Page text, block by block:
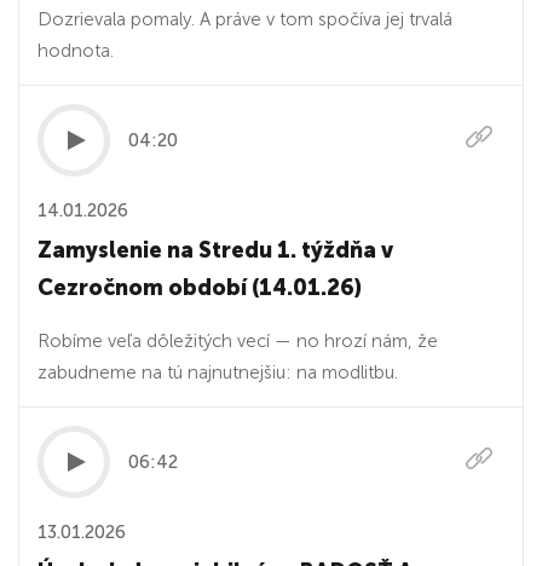
Dozrievala pomaly. A práve v tom spočíva jej trvalá
hodnota.
04:20
14.01.2026
Zamyslenie na Stredu 1. týždňa v
Cezročnom období (14.01.26)
Robíme veľa dôležitých vecí — no hrozí nám, že
zabudneme na tú najnutnejšiu: na modlitbu.
06:42
13.01.2026